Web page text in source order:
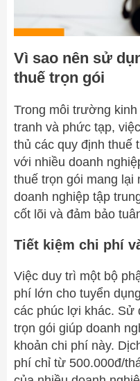
Vì sao nên sử
thuế trọn gói
Trong môi trường
tranh và phức tạp,
thủ các quy định thuế
với nhiều doanh
thuế trọn gói mang
doanh nghiệp tập
cốt lõi và đảm bảo
Tiết kiệm chi phí
Việc duy trì một bộ
phí lớn cho tuyển
các phúc lợi khác. Sử
trọn gói giúp doanh
khoản chi phí này.
phí chỉ từ 500.000đ/